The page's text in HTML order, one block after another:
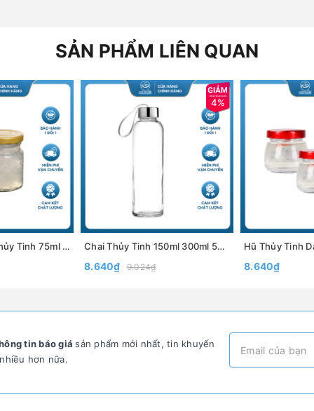
SẢN PHẨM LIÊN QUAN
Hũ Chưng Yến Thủy Tinh 75ml 100ml 150ml, Lọ Chưng Yến Tròn Nắp Thiếc, Đựng Yến, Sữa Chua, Thực Phẩm - North Star Packing
4%
Chai Thủy Tinh 150ml 300ml 500ml Nắp Nhôm, Nắp Inox Có Dây Xách, Đựng Nước Ép, Sinh Tố, Detox, Nắp Nhựa Bọc Kim Loại Chắc Chắn - North Star Packing
8.640₫ 9.024₫ 8.640₫
tin báo giásản phẩm mới nhất, tin khuyến
hơn nữa.